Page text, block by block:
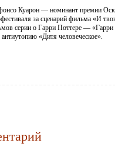
Куарон — номинант премии
за сценарий фильма «И
серии о Гарри Поттере —
антиутопию «Дитя человеческое».